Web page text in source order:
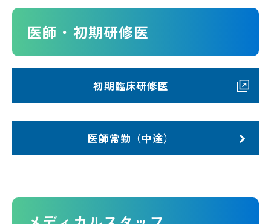
医師・初期研修医
初期臨床研修医
医師常勤（中途）